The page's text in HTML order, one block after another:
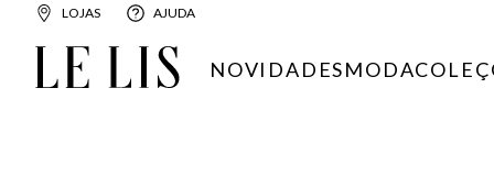
LOJAS AJUDA
NOVIDADESMODA